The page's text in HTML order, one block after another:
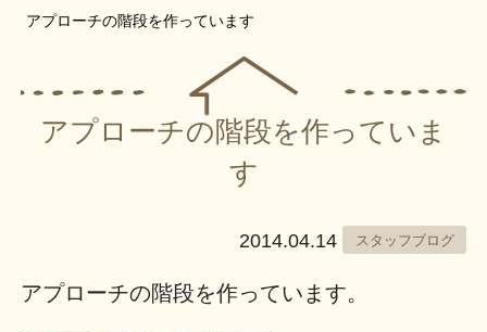
アプローチの階段を作っています
アプローチの階段を作っていま
す
2014.04.14 スタッフブログ
アプローチの階段を作っています。